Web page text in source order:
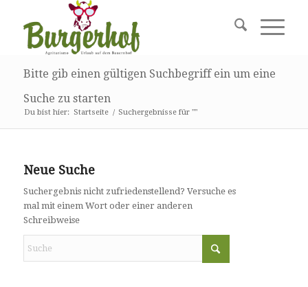
Bitte gib einen gültigen Suchbegriff ein um eine
Suche zu starten
Du bist hier: Startseite / Suchergebnisse für ""
Neue Suche
Suchergebnis nicht zufriedenstellend? Versuche es
mal mit einem Wort oder einer anderen
Schreibweise